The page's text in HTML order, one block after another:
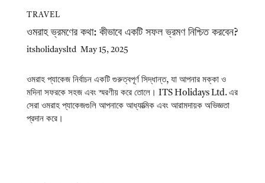
TRAVEL
ওমরাহ ভ্রমণের কথা: কীভাবে একটি সফল ভ্রমণ নিশ্চিত করবেন?
itsholidaysltd May 15, 2025
ওমরাহ প্যাকেজ নির্বাচন একটি গুরুত্বপূর্ণ সিদ্ধান্ত, যা আপনার মক্কা ও
মদিনা সফরকে সহজ এবং স্মরণীয় করে তোলে। ITS Holidays Ltd. এর
সেরা ওমরাহ প্যাকেজগুলি আপনাকে আধ্যাত্মিক এবং আরামদায়ক অভিজ্ঞতা
প্রদান করে।